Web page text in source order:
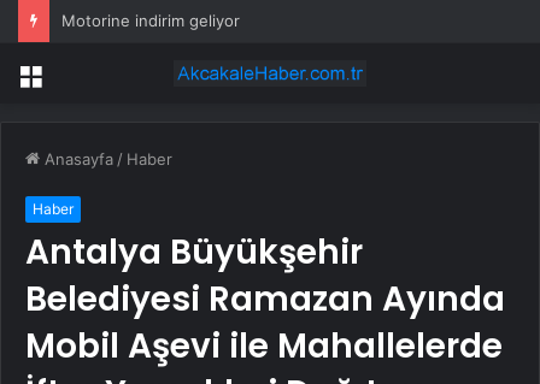
Motorine indirim geliyor
Menü
Anasayfa / Haber
Haber
Antalya Büyükşehir
Belediyesi Ramazan Ayında
Mobil Aşevi ile Mahallelerde